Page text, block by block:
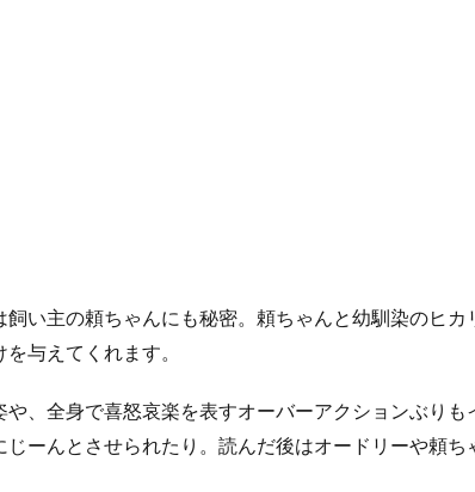
い主の頼ちゃんにも秘密。頼ちゃんと幼馴染のヒ
与えてくれます。
、全身で喜怒哀楽を表すオーバーアクションぶり
ーんとさせられたり。読んだ後はオードリーや頼ち